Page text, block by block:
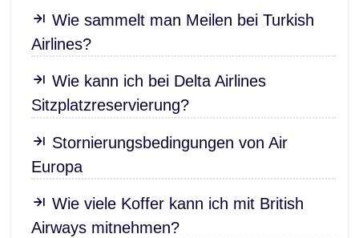
Wie sammelt man Meilen bei Turkish
Airlines?
Wie kann ich bei Delta Airlines
Sitzplatzreservierung?
Stornierungsbedingungen von Air
Europa
Wie viele Koffer kann ich mit British
Airways mitnehmen?